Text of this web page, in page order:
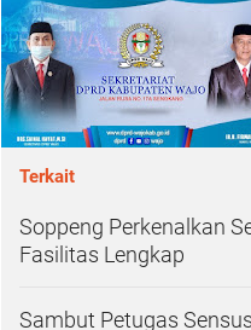
Terkait
Soppeng Perkenalkan
Fasilitas Lengkap
Sambut Petugas